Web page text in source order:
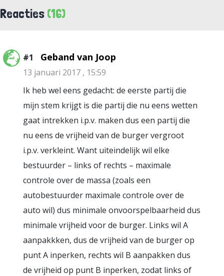
Reacties (16)
#1 Geband van Joop
13 januari 2017 , 15:59
Ik heb wel eens gedacht: de eerste partij die
mijn stem krijgt is die partij die nu eens wetten
gaat intrekken i.p.v. maken dus een partij die
nu eens de vrijheid van de burger vergroot
i.p.v. verkleint. Want uiteindelijk wil elke
bestuurder – links of rechts – maximale
controle over de massa (zoals een
autobestuurder maximale controle over de
auto wil) dus minimale onvoorspelbaarheid dus
minimale vrijheid voor de burger. Links wil A
aanpakkken, dus de vrijheid van de burger op
punt A inperken, rechts wil B aanpakken dus
de vrijheid op punt B inperken, zodat links of